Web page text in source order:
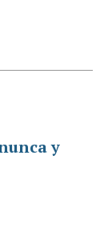
y